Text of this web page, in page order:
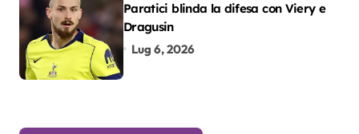
Paratici blinda la difesa con Viery e
Dragusin
Lug 6, 2026